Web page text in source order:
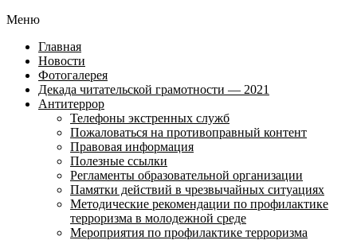
Меню
Главная
Новости
Фотогалерея
Декада читательской грамотности — 2021
Антитеррор
Телефоны экстренных служб
Пожаловаться на противоправный контент
Правовая информация
Полезные ссылки
Регламенты образовательной организации
Памятки действий в чрезвычайных ситуациях
Методические рекомендации по профилактике
терроризма в молодежной среде
Мероприятия по профилактике терроризма